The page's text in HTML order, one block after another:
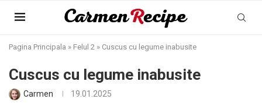
Pagina Principala » Felul 2 » Cuscus cu legume inabusite
Cuscus cu legume inabusite
Carmen 19.01.2025